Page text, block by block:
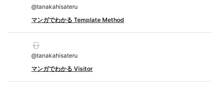
@tanakahisateru
マンガでわかる Template Method
@tanakahisateru
マンガでわかる Visitor